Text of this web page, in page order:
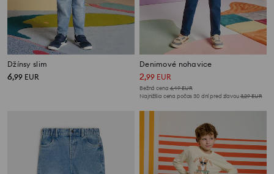
Džínsy slim
6,99 EUR
Denimové nohavice
2,99 EUR
Bežná cena 6,49EUR
Najnižšia cena počas 30 dní pred zľavou3,29EUR